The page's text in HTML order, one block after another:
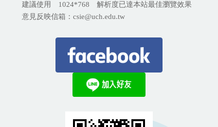
建議使用 1024*768 解析度已達本站最佳瀏覽效果
意見反映信箱：csie@uch.edu.tw